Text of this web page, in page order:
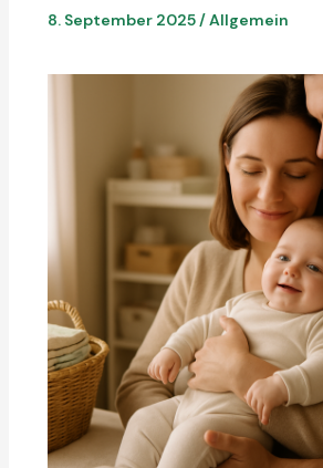
8. September 2025/Allgemein